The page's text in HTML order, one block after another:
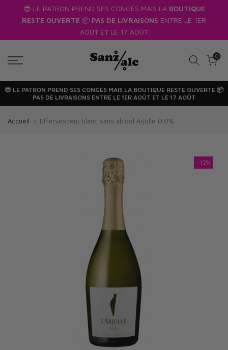
Passer
texte
😎 LE PATRON PREND SES CONGÉS MAIS LA BOUTIQUE
RESTE OUVERTE 📦 PAS DE LIVRAISONS ENTRE LE 1ER
AOÛT ET LE 17 AOÛT
0
😎 LE PATRON PREND SES CONGÉS MAIS LA BOUTIQUE RESTE OUVERTE 📦
PAS DE LIVRAISONS ENTRE LE 1ER AOÛT ET LE 17 AOÛT
Accueil Effervescent blanc sans alcool Arjolle 0.0%
-12%